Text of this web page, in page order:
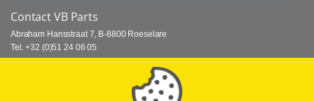
Contact VB Parts
Abraham Hansstraat 7, B-8800 Roeselare
Tel. +32 (0)51 24 06 05
⏳ Dernier mois de promotion Webtec!